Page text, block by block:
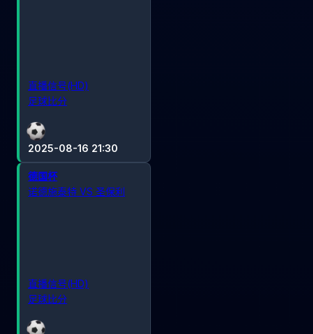
2025-08-16 21:30
直播信号(HD)
足球比分
德国杯
诺德施泰特 VS 圣保利
直播信号(HD)
足球比分